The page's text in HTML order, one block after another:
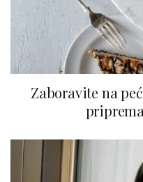
Zaboravite na